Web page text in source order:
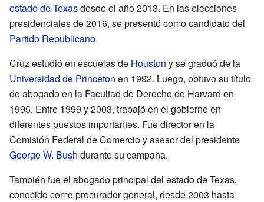
estado de Texasdesde el año 2013. En las elecciones
presidenciales de 2016, se presentó como candidato del
Partido Republicano.
Cruz estudió en escuelas de Houston y se graduó de la
Universidad de Princeton en 1992. Luego, obtuvo su título
de abogado en la Facultad de Derecho de Harvard en
1995. Entre 1999 y 2003, trabajó en el gobierno en
diferentes puestos importantes. Fue director en la
Comisión Federal de Comercio y asesor del presidente
George W. Bush durante su campaña.
También fue el abogado principal del estado de Texas,
conocido como procurador general, desde 2003 hasta